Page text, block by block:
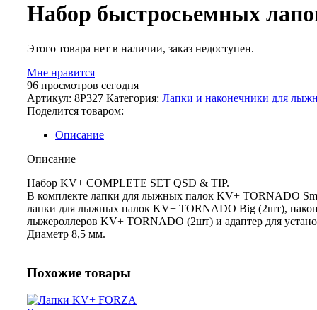
Набор быстросьемных
Этого товара нет в наличии, заказ недоступен.
Мне нравится
96 просмотров сегодня
Артикул: 8P327 Категория: Лапки и наконечники для
Поделится товаром:
Описание
Описание
Набор KV+ COMPLETE SET QSD & TIP.
В комплекте лапки для лыжных палок KV+ TORNADO
лапки для лыжных палок KV+ TORNADO Big (2шт),
лыжероллеров KV+ TORNADO (2шт) и адаптер для
Диаметр 8,5 мм.
Похожие товары